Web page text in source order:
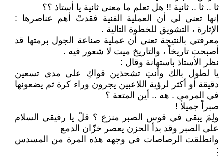
ثا .. ثا .. ثانية !! هل تعلم ما معنى ثانية يا أستاذ ؟؟
إنها تعني لي أن العملية الفنية فقدتْ أهم عناصرها :
الإثارة ، التشويق للخطوة التالية .
معرفتي بالنتيجة تعني أن عملية صناعة الجول برمتها قد
أصبحت تاريخاً ، والتاريخ ميت لا شعور فيه .
نظر الأستاذ باستهانة وقال :
يا لطول بالك وأنتِ تشحذين قواكِ على مدى تسعين
دقيقة أو أكثر لرؤية اللاعبين يجرون وراء كرة ثم يضعونها
في المرمى . هه .. أين المتعة ؟
صبراً جميلاً !
ولِمَ يبقى في قوس الصبر منزع ؟ قلْ يا رفيقي السلام
على الصبر وقد بدأ الحزن يعصر خزّان الدمع
وانطلقت الرصاصات في وجهه هذه المرة من المسدس
: